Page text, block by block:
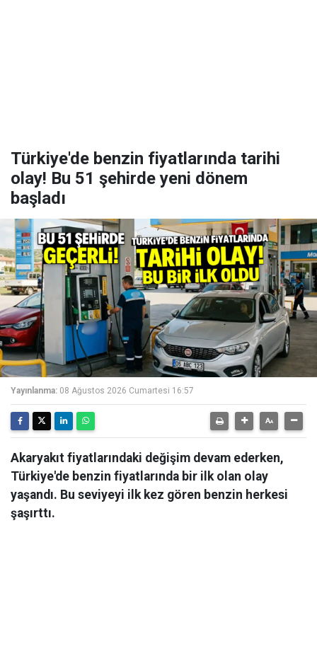
Türkiye'de benzin fiyatlarında tarihi
olay! Bu 51 şehirde yeni dönem
başladı
Yayınlanma: 08 Ağustos 2026 Cumartesi 16:57
Akaryakıt fiyatlarındaki değişim devam ederken,
Türkiye'de benzin fiyatlarında bir ilk olan olay
yaşandı. Bu seviyeyi ilk kez gören benzin herkesi
şaşırttı.